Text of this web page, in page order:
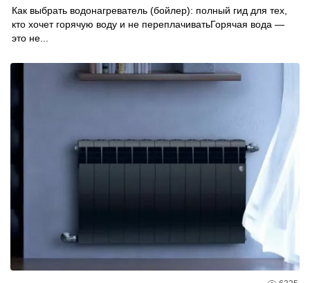
Как выбрать водонагреватель (бойлер): полный гид для тех,
кто хочет горячую воду и не переплачиватьГорячая вода —
это не...